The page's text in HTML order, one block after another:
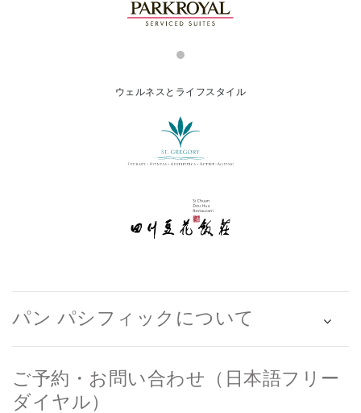
ウェルネスとライフスタイル
パン パシフィックについて
ご予約・お問い合わせ（日本語フリー
ダイヤル）